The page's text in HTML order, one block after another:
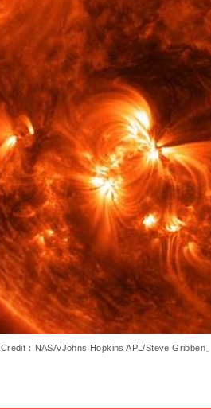
Credit：NASA/Johns Hopkins APL/Steve Gribben」